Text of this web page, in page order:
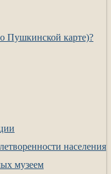
карте)?
населения
музеем